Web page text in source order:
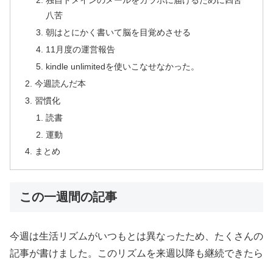
八苦
朝はとにかく書いて脳を目覚めさせる
11月度の運営報告
kindle unlimitedを使いこなせなかった。
今週読んだ本
習慣化
読書
運動
まとめ
この一週間の記事
今週は生活リズムがいつもとは異なったため、たくさんの
記事が書けました。このリズムを来週以降も継続できたら